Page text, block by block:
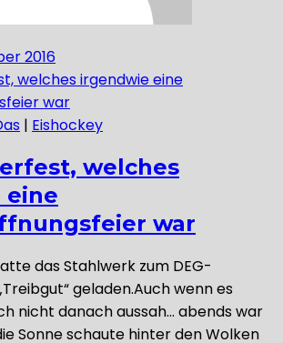
2016
| Eishockey
welches
eine
war
das Stahlwerk zum DEG-
geladen.Auch wenn es
nicht danach aussah… abends war
Sonne schaute hinter den Wolken